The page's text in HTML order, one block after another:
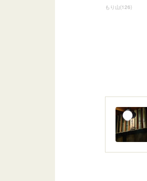
もり山(126)